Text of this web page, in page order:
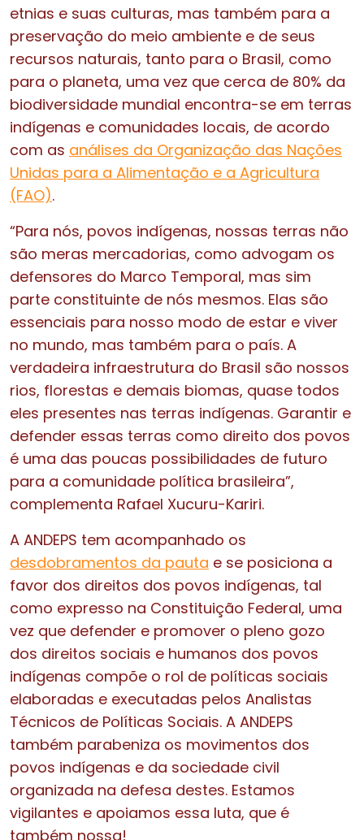
etnias e suas culturas, mas também para a
preservação do meio ambiente e de seus
recursos naturais, tanto para o Brasil, como
para o planeta, uma vez que cerca de 80% da
biodiversidade mundial encontra-se em terras
indígenas e comunidades locais, de acordo
com as análises da Organização das Nações
Unidas para a Alimentação e a Agricultura
(FAO).
“Para nós, povos indígenas, nossas terras não
são meras mercadorias, como advogam os
defensores do Marco Temporal, mas sim
parte constituinte de nós mesmos. Elas são
essenciais para nosso modo de estar e viver
no mundo, mas também para o país. A
verdadeira infraestrutura do Brasil são nossos
rios, florestas e demais biomas, quase todos
eles presentes nas terras indígenas. Garantir e
defender essas terras como direito dos povos
é uma das poucas possibilidades de futuro
para a comunidade política brasileira”,
complementa Rafael Xucuru-Kariri.
A ANDEPS tem acompanhado os
desdobramentos da pauta e se posiciona a
favor dos direitos dos povos indígenas, tal
como expresso na Constituição Federal, uma
vez que defender e promover o pleno gozo
dos direitos sociais e humanos dos povos
indígenas compõe o rol de políticas sociais
elaboradas e executadas pelos Analistas
Técnicos de Políticas Sociais. A ANDEPS
também parabeniza os movimentos dos
povos indígenas e da sociedade civil
organizada na defesa destes. Estamos
vigilantes e apoiamos essa luta, que é
também nossa!